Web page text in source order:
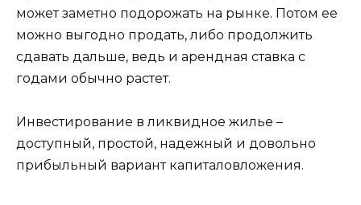
может заметно подорожать на рынке. Потом ее
можно выгодно продать, либо продолжить
сдавать дальше, ведь и арендная ставка с
годами обычно растет.
Инвестирование в ликвидное жилье –
доступный, простой, надежный и довольно
прибыльный вариант капиталовложения.